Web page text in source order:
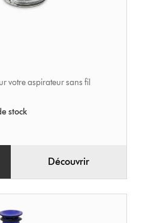
votre aspirateur sans fil
stock
Découvrir